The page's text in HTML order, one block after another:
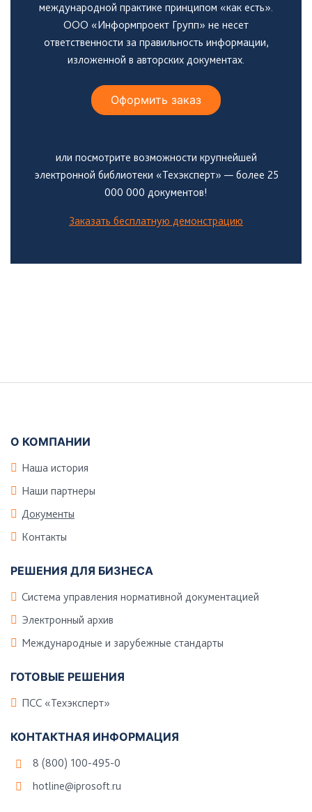
международной практике принципом «как есть».
ООО «Информпроект Групп» не несет
ответственности за правильность информации,
изложенной в авторских документах.
Оформить заказ
или посмотрите возможности крупнейшей
электронной библиотеки «Техэксперт» — более 25
000 000 документов!
Заказать бесплатную демонстрацию
О КОМПАНИИ
Наша история
Наши партнеры
Документы
Контакты
РЕШЕНИЯ ДЛЯ БИЗНЕСА
Система управления нормативной документацией
Электронный архив
Международные и зарубежные стандарты
ГОТОВЫЕ РЕШЕНИЯ
ПСС «Техэксперт»
КОНТАКТНАЯ ИНФОРМАЦИЯ
8 (800) 100-495-0
hotline@iprosoft.ru